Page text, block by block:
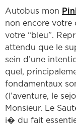
Autobus mon
non encore votre
votre “bleu”.
attendu que le
sein d’une
quel,
fondamentaux
(l’aventure, le
Monsieur. Le
i� du fait